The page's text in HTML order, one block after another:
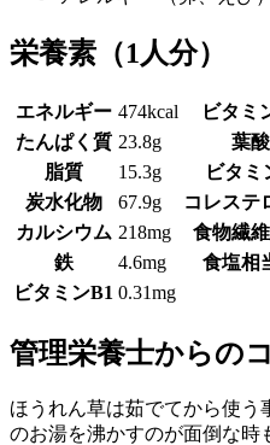
栄養素 （1人分）
エネルギー 474kcal ビタミ
たんぱく質 23.8g 葉酸
脂質
15.3g ビタミ
炭水化物
67.9g コレステ
カルシウム 218mg 食物繊
鉄
4.6mg 食塩相
ビタミンB1 0.31mg
管理栄養士からの
ほうれん草は茹でてから使う
のお湯を沸かすのが面倒な時